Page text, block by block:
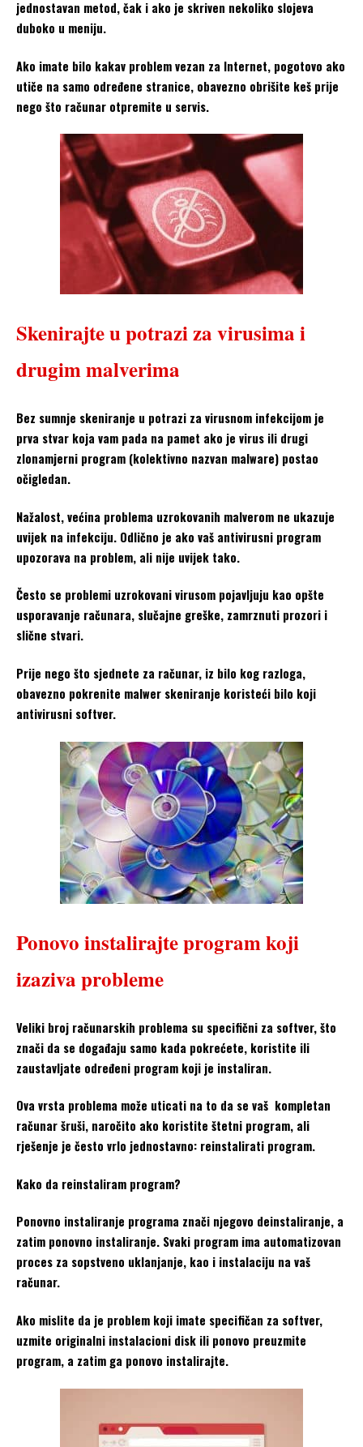
jednostavan metod, čak i ako je skriven nekoliko slojeva
duboko u meniju.
Ako imate bilo kakav problem vezan za Internet, pogotovo ako
utiče na samo određene stranice, obavezno obrišite keš prije
nego što računar otpremite u servis.
Skenirajte u potrazi za virusima i
drugim malverima
Bez sumnje skeniranje u potrazi za virusnom infekcijom je
prva stvar koja vam pada na pamet ako je virus ili drugi
zlonamjerni program (kolektivno nazvan malware) postao
očigledan.
Nažalost, većina problema uzrokovanih malverom ne ukazuje
uvijek na infekciju. Odlično je ako vaš antivirusni program
upozorava na problem, ali nije uvijek tako.
Često se problemi uzrokovani virusom pojavljuju kao opšte
usporavanje računara, slučajne greške, zamrznuti prozori i
slične stvari.
Prije nego što sjednete za računar, iz bilo kog razloga,
obavezno pokrenite malwer skeniranje koristeći bilo koji
antivirusni softver.
Ponovo instalirajte program koji
izaziva probleme
Veliki broj računarskih problema su specifični za softver, što
znači da se događaju samo kada pokrećete, koristite ili
zaustavljate određeni program koji je instaliran.
Ova vrsta problema može uticati na to da se vaš kompletan
računar šruši, naročito ako koristite štetni program, ali
rješenje je često vrlo jednostavno: reinstalirati program.
Kako da reinstaliram program?
Ponovno instaliranje programa znači njegovo deinstaliranje, a
zatim ponovno instaliranje. Svaki program ima automatizovan
proces za sopstveno uklanjanje, kao i instalaciju na vaš
računar.
Ako mislite da je problem koji imate specifičan za softver,
uzmite originalni instalacioni disk ili ponovo preuzmite
program, a zatim ga ponovo instalirajte.